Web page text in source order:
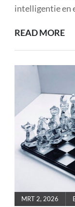
intelligentie en
READ MORE
POSTED
MRT 2, 2026